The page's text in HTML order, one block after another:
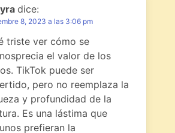
dice:
8, 2023 a las 3:06 pm
triste ver cómo se
el valor de los
TikTok puede ser
pero no reemplaza la
y profundidad de la
Es una lástima que
prefieran la